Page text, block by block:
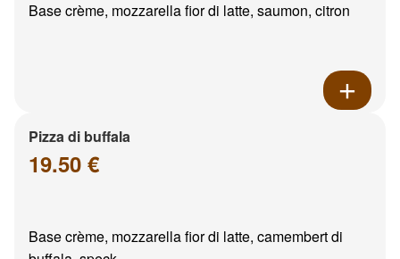
Base crème, mozzarella fior di latte, saumon, citron
Pizza di buffala
19.50 €
Base crème, mozzarella fior di latte, camembert di